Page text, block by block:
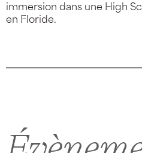
immersion dans une High
en Floride.